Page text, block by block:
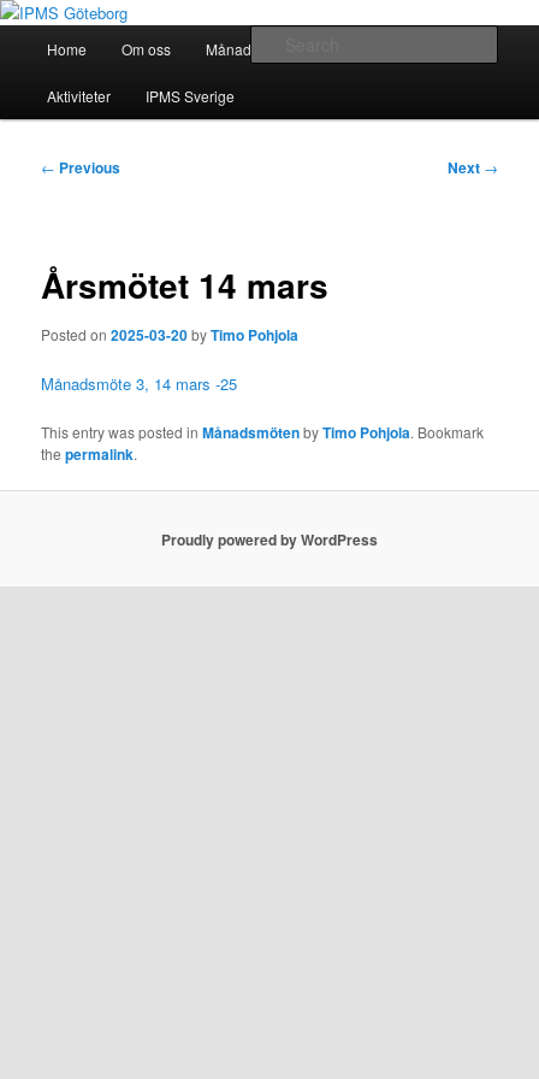
Skip
primary
contentIPMS Göteborg
Modellbygge i Väst
Home Om oss Månadsmöten
Aktiviteter IPMS Sverige
Post
← Previous Next →
Årsmötet 14 mars
Posted on2025-03-20byTimo Pohjola
Månadsmöte 3, 14 mars -25
This entry was posted inMånadsmötenbyTimo Pohjola. Bookmark
thepermalink.
Proudly powered by WordPress